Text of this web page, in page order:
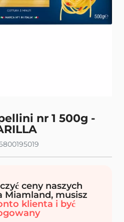
nr 1 500g -
ceny naszych
musisz
klienta i być